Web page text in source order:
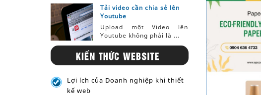
Tải video cần chia sẻ lên
Youtube
Upload một Video lên
Youtube không phải là ...
Lợi ích của Doanh nghiệp khi thiết
kế web